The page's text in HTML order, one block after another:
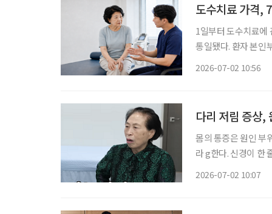
도수치료 가격,
1일부터 도수치료에
통일됐다. 환자 본인
2026-07-02 10:56
다리 저림 증상,
몸의 통증은 원인 부
라 g한다. 신경이 한
2026-07-02 10:07